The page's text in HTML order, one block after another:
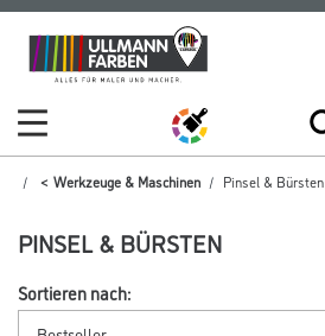
Zum
Inhalt
Zum
Navigationsmenü
Werkzeuge & Maschinen Pinsel & Bürsten
PINSEL & BÜRSTEN
Sortieren nach: